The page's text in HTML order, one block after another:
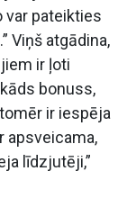
var pateikties
Viņš atgādina,
ir ļoti
bonuss,
ir iespēja
apsveicama,
līdzjutēji,”